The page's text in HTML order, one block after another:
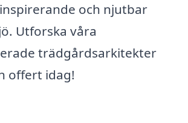
och njutbar
Utforska våra
trädgårdsarkitekter
offert idag!